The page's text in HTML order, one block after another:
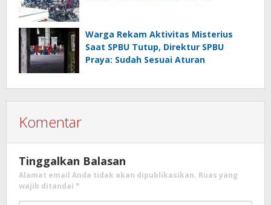
Warga Rekam Aktivitas Misterius
Saat SPBU Tutup, Direktur SPBU
Praya: Sudah Sesuai Aturan
Komentar
Tinggalkan Balasan
Alamat email Anda tidak akan dipublikasikan. Ruas yang
wajib ditandai *